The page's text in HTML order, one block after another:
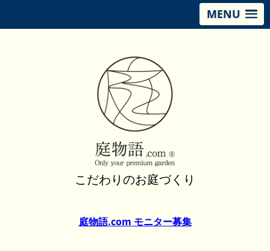
MENU
こだわりのお庭づくり
庭物語.com モニター募集